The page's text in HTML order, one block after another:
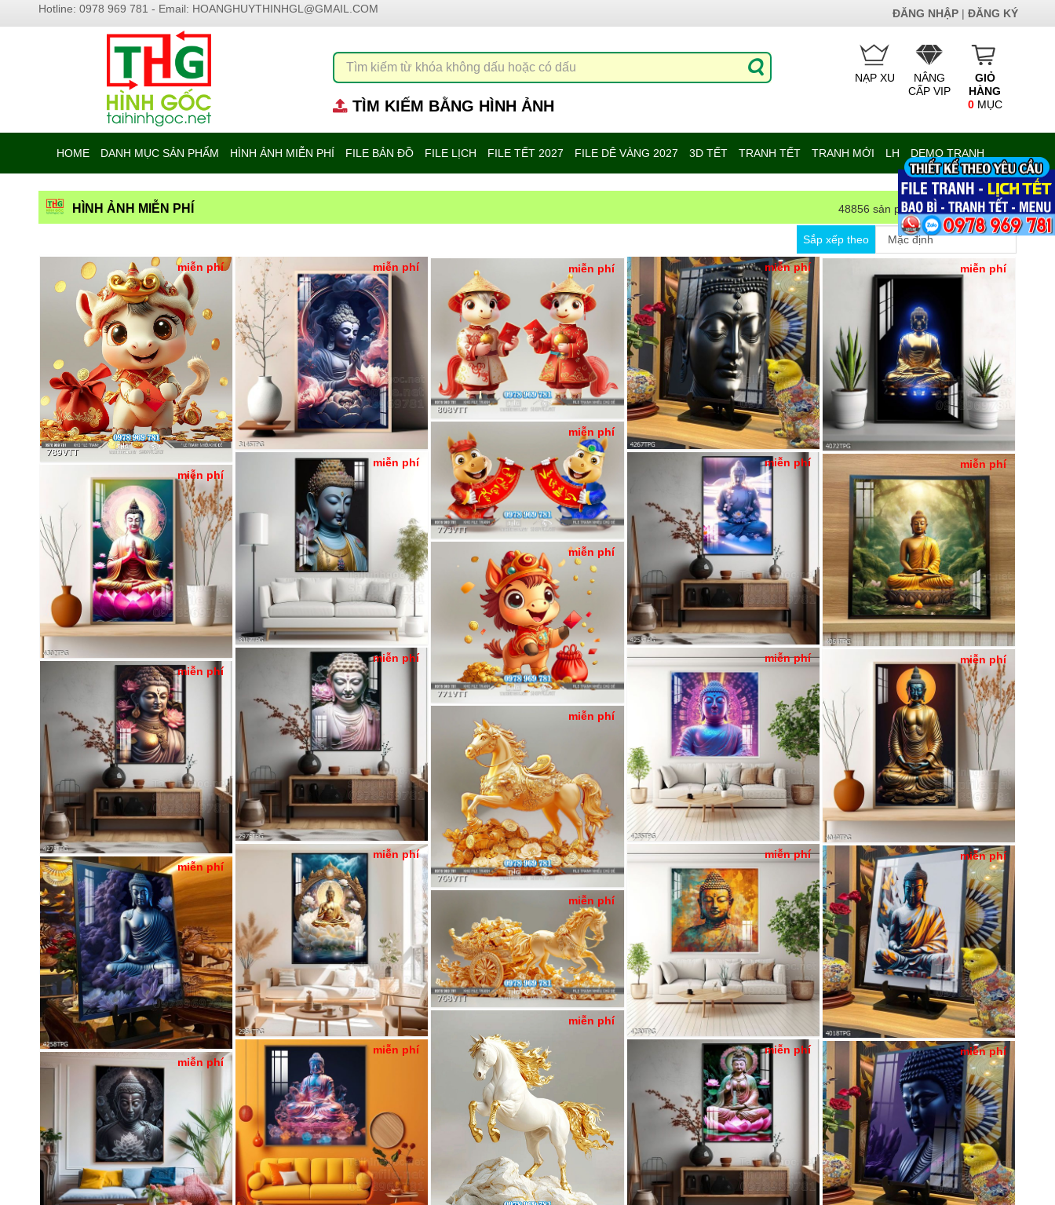
Hotline: 0978 969 781 - Email: HOANGHUYTHINHGL@GMAIL.COM ĐĂNG NHẬP | ĐĂNG KÝ
TÌM KIẾM BẰNG HÌNH ẢNH
GIỎ
HÀNG
0MỤC
NÂNG
CẤP VIP
NẠP XU
HOME DANH MỤC SẢN PHẨM HÌNH ẢNH MIỄN PHÍ FILE BẢN ĐỒ FILE LỊCH FILE TẾT 2027 FILE DÊ VÀNG 2027 3D TẾT TRANH TẾT TRANH MỚI LH DEMO TRANH
HÌNH ẢNH MIỄN PHÍ 48856 sản phẩm
Sắp xếp theo
miễn phí
miễn phí
miễn phí
miễn phí
miễn phí
miễn phí
miễn phí
miễn phí
miễn phí
miễn phí
miễn phí
miễn phí
miễn phí
miễn phí
miễn phí
miễn phí
miễn phí
miễn phí
miễn phí
miễn phí
miễn phí
miễn phí
miễn phí
miễn phí
miễn phí
miễn phí